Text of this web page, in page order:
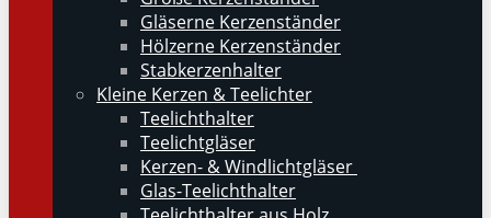
Gläserne Kerzenständer
Hölzerne Kerzenständer
Stabkerzenhalter
Kleine Kerzen & Teelichter
Teelichthalter
Teelichtgläser
Kerzen- & Windlichtgläser
Glas-Teelichthalter